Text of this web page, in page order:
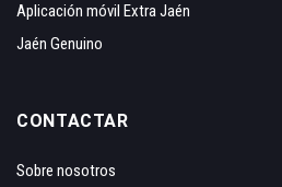
Aplicación móvil Extra Jaén
Jaén Genuino
CONTACTAR
Sobre nosotros